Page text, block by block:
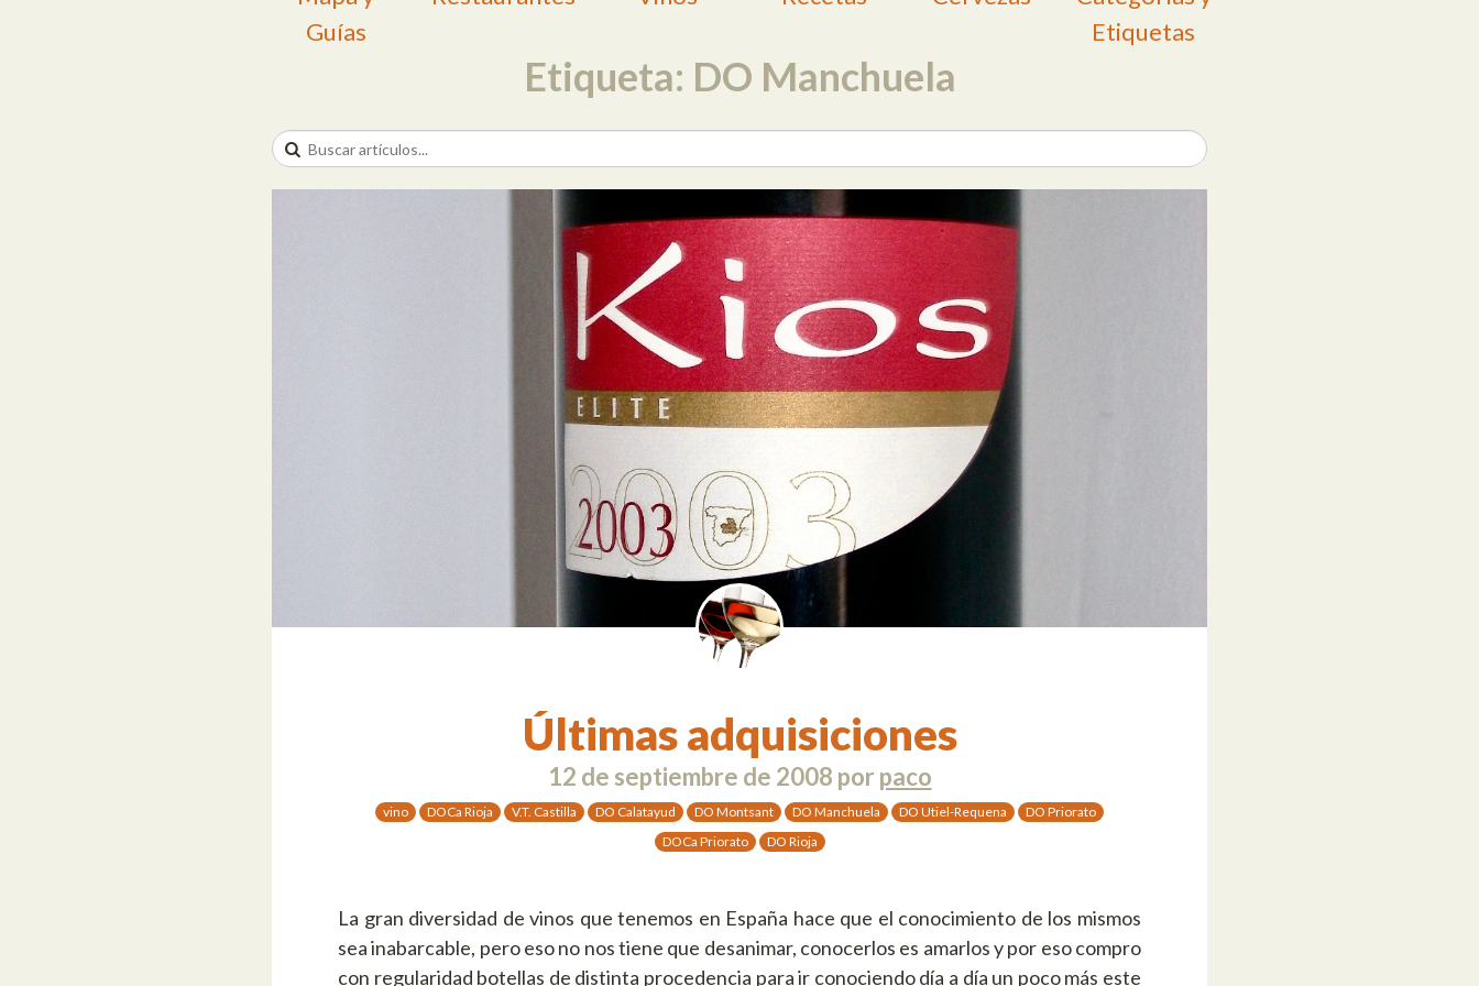
Guías
Etiquetas
Etiqueta: DO Manchuela
Últimas adquisiciones
12 de septiembre de 2008 por paco
vino DOCa Rioja V.T. Castilla DO Calatayud DO Montsant DO Manchuela DO Utiel-Requena
DO Priorato
DOCa Priorato
DO Rioja
La gran diversidad de vinos que tenemos en España hace que el conocimiento de los mismos
sea inabarcable, pero eso no nos tiene que desanimar, conocerlos es amarlos y por eso compro
con regularidad botellas de distinta procedencia para ir conociendo día a día un poco más este